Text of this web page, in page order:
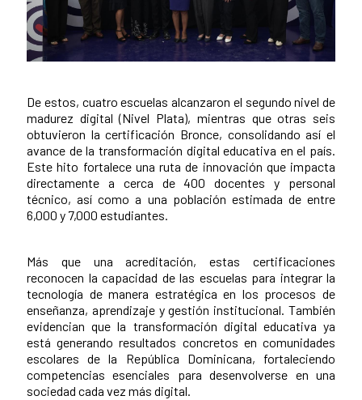
News content
De estos, cuatro escuelas alcanzaron el segundo nivel de
madurez digital (Nivel Plata), mientras que otras seis
obtuvieron la certificación Bronce, consolidando así el
avance de la transformación digital educativa en el país.
Este hito fortalece una ruta de innovación que impacta
directamente a cerca de 400 docentes y personal
técnico, así como a una población estimada de entre
6,000 y 7,000 estudiantes.
Más que una acreditación, estas certificaciones
reconocen la capacidad de las escuelas para integrar la
tecnología de manera estratégica en los procesos de
enseñanza, aprendizaje y gestión institucional. También
evidencian que la transformación digital educativa ya
está generando resultados concretos en comunidades
escolares de la República Dominicana, fortaleciendo
competencias esenciales para desenvolverse en una
sociedad cada vez más digital.